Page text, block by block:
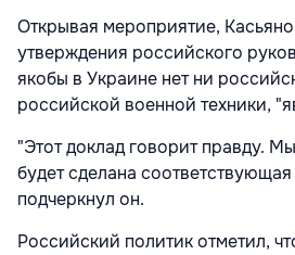
Открывая мероприятие,
утверждения российского
якобы в Украине нет ни
российской военной техники,
"Этот доклад говорит правду.
будет сделана
подчеркнул он.
Российский политик отметил,